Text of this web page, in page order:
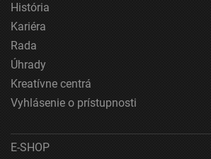
Meranie výkonnosti obsahu
alebo spájania údajov z rôznych zdrojov
Špeciálne funkcie IAB:
História
Kariéra
Rada
Úhrady
Kreatívne centrá
Vyhlásenie o prístupnosti
E-SHOP